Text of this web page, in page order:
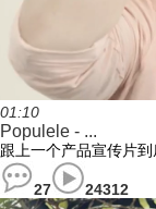
01:10
Populele - ...
跟上一个产品宣传片
27 24312